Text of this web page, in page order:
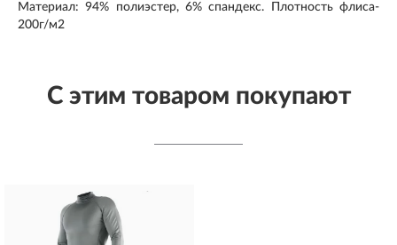
Материал: 94% полиэстер, 6% спандекс. Плотность флиса-
200г/м2
С этим товаром покупают